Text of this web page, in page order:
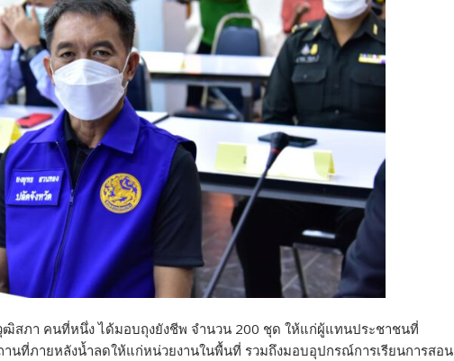
ฒิสภา คนที่หนึ่ง ได้มอบถุงยังชีพ จำนวน 200 ชุด ให้แก่ผู้แทนประชาชนที่
ที่ภายหลังน้ำลดให้แก่หน่วยงานในพื้นที่ รวมถึงมอบอุปกรณ์การเรียนการสอน